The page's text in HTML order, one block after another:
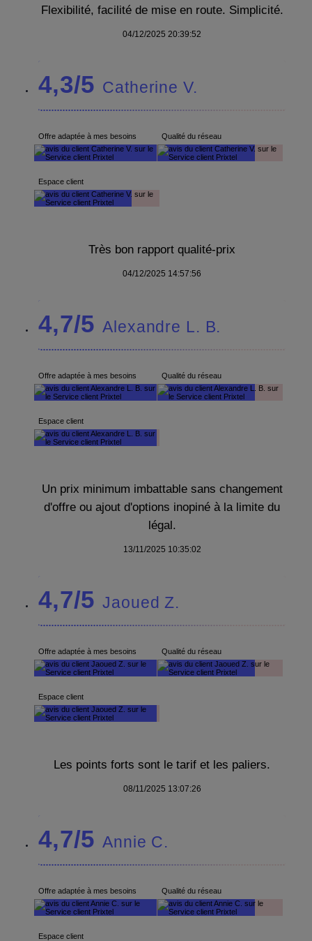
Flexibilité, facilité de mise en route. Simplicité.
04/12/2025 20:39:52
4,3/5 Catherine V.
Offre adaptée à mes besoins Qualité du réseau
Espace client
Très bon rapport qualité-prix
04/12/2025 14:57:56
4,7/5Alexandre L. B.
Offre adaptée à mes besoins Qualité du réseau
Espace client
Un prix minimum imbattable sans changement
d'offre ou ajout d'options inopiné à la limite du
légal.
13/11/2025 10:35:02
4,7/5Jaoued Z.
Offre adaptée à mes besoins Qualité du réseau
Espace client
Les points forts sont le tarif et les paliers.
08/11/2025 13:07:26
4,7/5Annie C.
Offre adaptée à mes besoins Qualité du réseau
Espace client